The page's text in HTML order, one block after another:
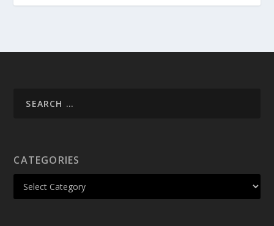
CATEGORIES